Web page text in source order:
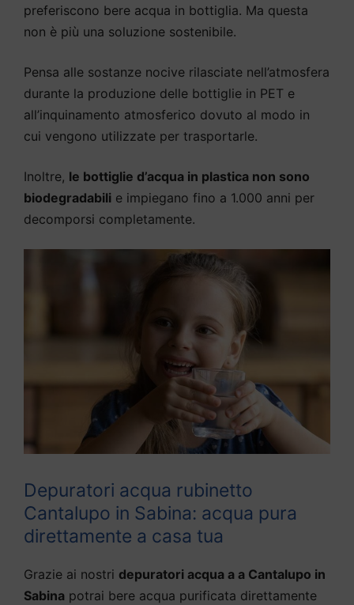
preferiscono bere acqua in bottiglia. Ma questa
non è più una soluzione sostenibile.
Pensa alle sostanze nocive rilasciate nell’atmosfera
durante la produzione delle bottiglie in PET e
all’inquinamento atmosferico dovuto al modo in
cui vengono utilizzate per trasportarle.
Inoltre, le bottiglie d’acqua in plastica non sono
biodegradabili e impiegano fino a 1.000 anni per
decomporsi completamente.
Depuratori acqua rubinetto
Cantalupo in Sabina: acqua pura
direttamente a casa tua
Grazie ai nostri depuratori acqua a a Cantalupo in
Sabina potrai bere acqua purificata direttamente